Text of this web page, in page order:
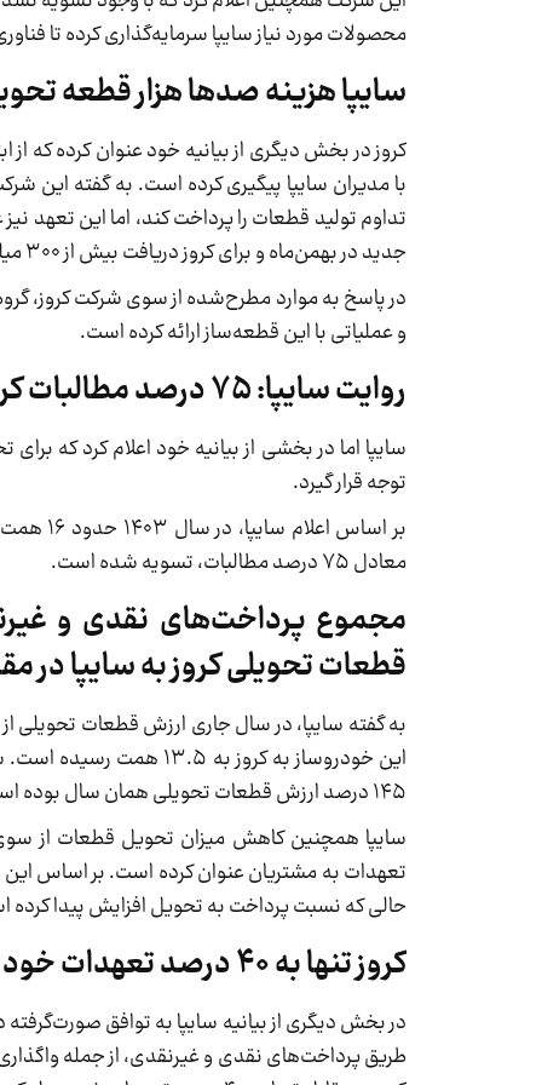
محصولات مورد نیاز سایپا سرمایه‌گذاری کرده تا
سایپا هزینه صدها هزار قطعه تحویلی از کروز را با ۳۰۰ میلیارد
کروز در بخش دیگری از بیانیه خود عنوان کرده که
با مدیران سایپا پیگیری کرده است. به گفته این
تداوم تولید قطعات را پرداخت کند، اما این تعهد
جدید در بهمن‌ماه و برای کروز دریافت بیش از ۳۰۰ میلیارد تومان چک برگشتی جدید بوده است.
در پاسخ به موارد مطرح‌شده از سوی شرکت کروز،
و عملیاتی با این قطعه‌ساز ارائه کرده است.
روایت سایپا: ۷۵ درصد مطالبات کروز پرداخت شده است
سایپا اما در بخشی از بیانیه خود اعلام کرد که
توجه قرار گیرد.
معادل ۷۵ درصد مطالبات، تسویه شده است.
قطعات تحویلی کروز به سایپا در مقایسه با
این خودروساز به کروز
۱۴۵ درصد ارزش قطعات تحویلی همان سال بوده است.
سایپا همچنین کاهش میزان تحویل قطعات از
حالی که نسبت پرداخت به تحویل افزایش پیدا
کروز تنها به ۴۰ درصد تعهدات خود عمل کرده است
طریق پرداخت‌های نقدی و غیرنقدی، از جمله